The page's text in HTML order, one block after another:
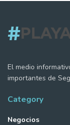
El medio
importantes de
Category
Negocios